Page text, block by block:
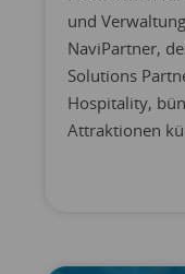
und
NaviPartner,
Solutions
Hospitality,
Attraktionen